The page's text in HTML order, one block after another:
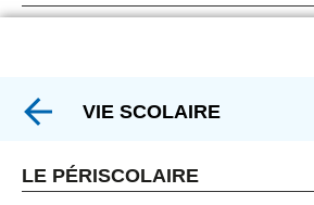
VIE SCOLAIRE
LE PÉRISCOLAIRE